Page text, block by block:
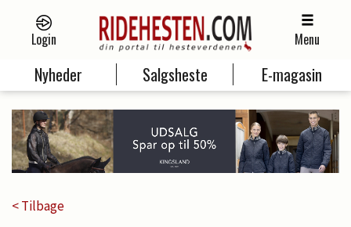
Login Menu
Nyheder Salgsheste E-magasin
< Tilbage